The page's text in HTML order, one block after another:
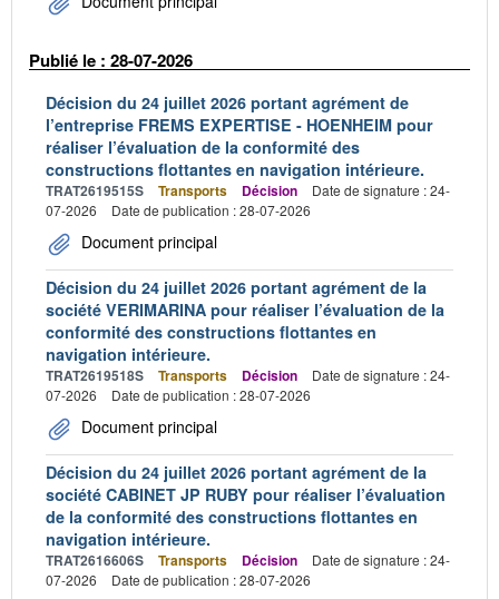
Publié le : 28-07-2026
Décision du 24 juillet 2026 portant agrément de
l’entreprise FREMS EXPERTISE - HOENHEIM pour
réaliser l’évaluation de la conformité des
constructions flottantes en navigation intérieure.
TRAT2619515S Transports Décision
Date de signature : 24-
07-2026
Date de publication : 28-07-2026
Document principal
Décision du 24 juillet 2026 portant agrément de la
société VERIMARINA pour réaliser l’évaluation de la
conformité des constructions flottantes en
navigation intérieure.
TRAT2619518S Transports Décision
Date de signature : 24-
07-2026
Date de publication : 28-07-2026
Document principal
Décision du 24 juillet 2026 portant agrément de la
société CABINET JP RUBY pour réaliser l’évaluation
de la conformité des constructions flottantes en
navigation intérieure.
TRAT2616606S Transports Décision
Date de signature : 24-
07-2026
Date de publication : 28-07-2026